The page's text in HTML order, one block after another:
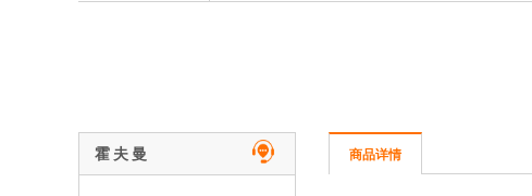
霍 夫 曼 商品详情